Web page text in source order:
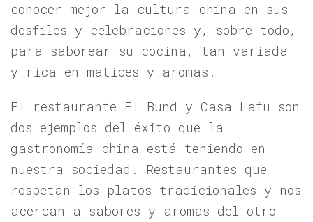
conocer mejor la cultura china en sus
desfiles y celebraciones y, sobre todo,
para saborear su cocina, tan variada
y rica en matices y aromas.
El restaurante El Bund y Casa Lafu son
dos ejemplos del éxito que la
gastronomía china está teniendo en
nuestra sociedad. Restaurantes que
respetan los platos tradicionales y nos
acercan a sabores y aromas del otro